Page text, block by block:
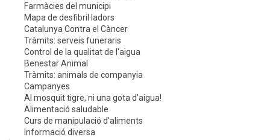
Farmàcies del municipi
Mapa de desfibril·ladors
Catalunya Contra el Càncer
Tràmits: serveis funeraris
Control de la qualitat de l'aigua
Benestar Animal
Tràmits: animals de companyia
Campanyes
Al mosquit tigre, ni una gota d'aigua!
Alimentació saludable
Curs de manipulació d'aliments
Informació diversa